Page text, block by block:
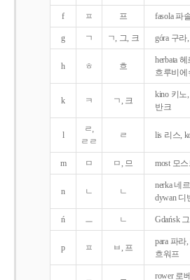
f ㅍ 프 fasola 파
g ㄱ ㄱ, 그, 크 góra 구라
h ㅎ 흐
herbata
흐루비에
k ㅋ ㄱ, 크
kino 키노
반크
l
ㄹ,
ㄹㄹ
ㄹ lis 리스,
m ㅁ ㅁ, 므 most 모
n ㄴ ㄴ
nerka 네
dywan 디
ń ㅡ ㄴ Gdańsk
p ㅍ ㅂ, 프
para 파라,
흐워프
rower 로